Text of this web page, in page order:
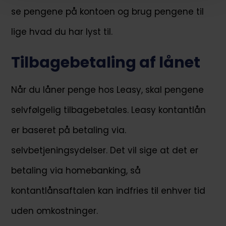
se pengene på kontoen og brug pengene til
lige hvad du har lyst til.
Tilbagebetaling af lånet
Når du låner penge hos Leasy, skal pengene
selvfølgelig tilbagebetales. Leasy kontantlån
er baseret på betaling via.
selvbetjeningsydelser. Det vil sige at det er
betaling via homebanking, så
kontantlånsaftalen kan indfries til enhver tid
uden omkostninger.